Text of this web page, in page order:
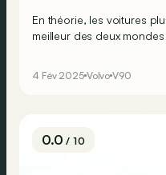
En théorie, les voitures
meilleur des deux
trajets. Mais en pratique,
4 Fév 2025 Volvo V90
0.0/ 10